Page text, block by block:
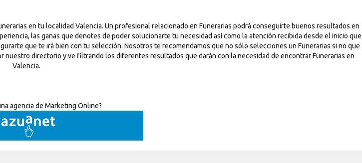
en tu localidad Valencia. Un profesional relacionado en Funerarias podrá conseguirte buenos resultados en
las ganas que denotes de poder solucionarte tu necesidad así como la atención recibida desde el inicio que
que te irá bien con tu selección. Nosotros te recomendamos que no sólo selecciones un Funerarias si no que
nuestro directorio y ve filtrando los diferentes resultados que darán con la necesidad de encontrar Funerarias en
Valencia.
agencia de Marketing Online?